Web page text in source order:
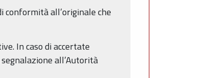
all’originale che
In caso di accertate
all’Autorità